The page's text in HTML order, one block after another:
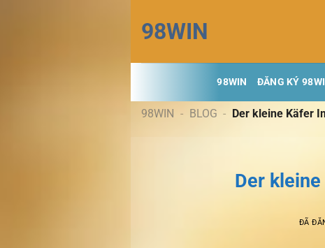
đến
nội
dung
98WIN
98WIN ĐĂNG KÝ
98WIN - BLOG - Der kleine Käfer
Der
ĐÃ